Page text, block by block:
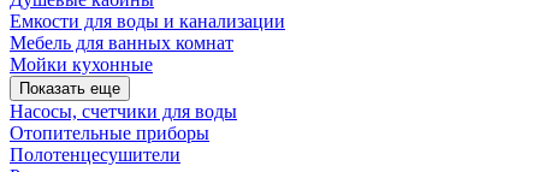
Емкости для воды и канализации
Мебель для ванных комнат
Мойки кухонные
Показать еще
Насосы, счетчики для воды
Отопительные приборы
Полотенцесушители